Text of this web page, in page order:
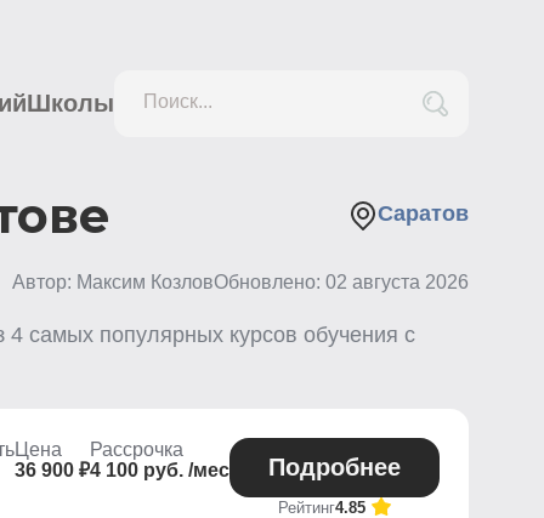
Школы Поиск...
Саратов
Автор: Максим КозловОбновлено: 02 августа 2026
4 самых популярных курсов обучения с
Цена
36 900 ₽
Рассрочка
4 100 руб. /мес
Подробнее
Рейтинг4.85